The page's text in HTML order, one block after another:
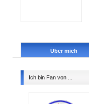
Über mich
Ich bin Fan von ...